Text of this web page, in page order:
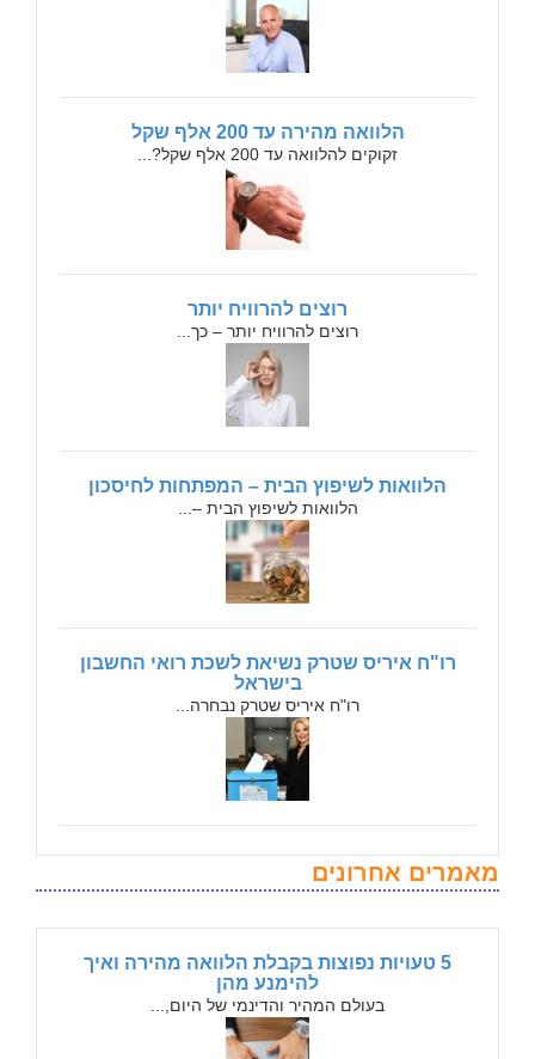
הלוואה מהירה עד 200 אלף שקל
זקוקים להלוואה עד 200 אלף שקל?...
רוצים להרוויח יותר
רוצים להרוויח יותר – כך...
הלוואות לשיפוץ הבית – המפתחות לחיסכון
הלוואות לשיפוץ הבית –...
רו"ח איריס שטרק נשיאת לשכת רואי החשבון
בישראל
רו"ח איריס שטרק נבחרה...
מאמרים אחרונים
5 טעויות נפוצות בקבלת הלוואה מהירה ואיך
להימנע מהן
בעולם המהיר והדינמי של היום,...